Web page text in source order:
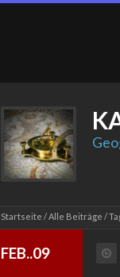
Startseite Alle Beiträge
FEB..09